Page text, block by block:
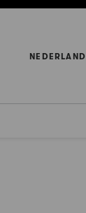
NEDERLAND